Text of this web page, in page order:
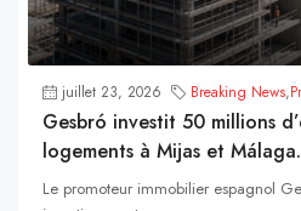
juillet 23, 2026 Breaking News,
Gesbró investit 50 millions
logements à Mijas et Málaga.
Le promoteur immobilier espagnol